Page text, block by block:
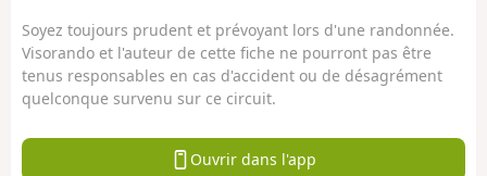
Soyez toujours prudent et prévoyant lors d'une randonnée.
Visorando et l'auteur de cette fiche ne pourront pas être
tenus responsables en cas d'accident ou de désagrément
quelconque survenu sur ce circuit.
Ouvrir dans l'app